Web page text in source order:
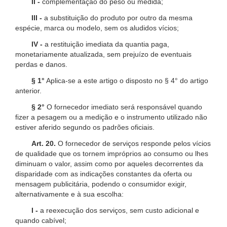
III - a substituição do produto por outro da mesma
espécie, marca ou modelo, sem os aludidos vícios;
IV - a restituição imediata da quantia paga,
monetariamente atualizada, sem prejuízo de eventuais
perdas e danos.
§ 1° Aplica-se a este artigo o disposto no § 4° do artigo
anterior.
§ 2° O fornecedor imediato será responsável quando
fizer a pesagem ou a medição e o instrumento utilizado não
estiver aferido segundo os padrões oficiais.
Art. 20. O fornecedor de serviços responde pelos vícios
de qualidade que os tornem impróprios ao consumo ou lhes
diminuam o valor, assim como por aqueles decorrentes da
disparidade com as indicações constantes da oferta ou
mensagem publicitária, podendo o consumidor exigir,
alternativamente e à sua escolha:
I - a reexecução dos serviços, sem custo adicional e
quando cabível;